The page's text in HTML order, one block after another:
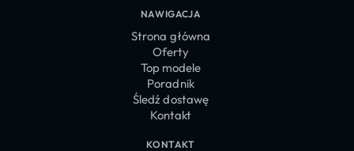
NAWIGACJA
Strona główna
Oferty
Top modele
Poradnik
Śledź dostawę
Kontakt
KONTAKT